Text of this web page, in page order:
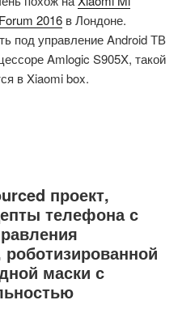
2016 в Лондоне.
под управление Android ТВ
Amlogic S905X, такой
в Xiaomi box.
проект,
телефона с
маски с